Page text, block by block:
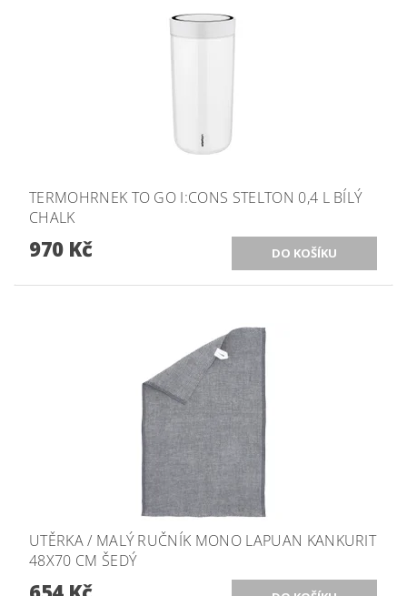
TERMOHRNEK TO GO I:CONS STELTON 0,4 L BÍLÝ
CHALK
970 Kč
UTĚRKA / MALÝ RUČNÍK MONO LAPUAN KANKURIT
48X70 CM ŠEDÝ